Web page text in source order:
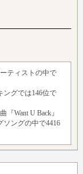
ティストの中で
ングでは146位で
Want U Back』
ソングの中で4416